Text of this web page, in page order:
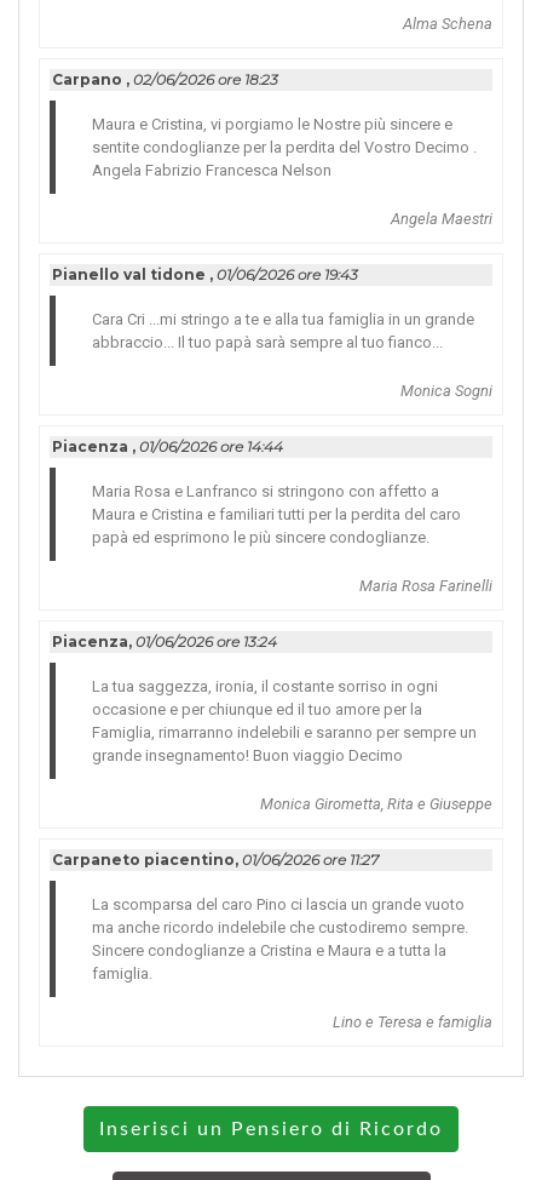
Alma Schena
Carpano , 02/06/2026 ore 18:23
Maura e Cristina, vi porgiamo le Nostre più sincere e
sentite condoglianze per la perdita del Vostro Decimo .
Angela Fabrizio Francesca Nelson
Angela Maestri
Pianello val tidone , 01/06/2026 ore 19:43
Cara Cri ...mi stringo a te e alla tua famiglia in un grande
abbraccio... Il tuo papà sarà sempre al tuo fianco...
Monica Sogni
Piacenza , 01/06/2026 ore 14:44
Maria Rosa e Lanfranco si stringono con affetto a
Maura e Cristina e familiari tutti per la perdita del caro
papà ed esprimono le più sincere condoglianze.
Maria Rosa Farinelli
Piacenza, 01/06/2026 ore 13:24
La tua saggezza, ironia, il costante sorriso in ogni
occasione e per chiunque ed il tuo amore per la
Famiglia, rimarranno indelebili e saranno per sempre un
grande insegnamento! Buon viaggio Decimo
Monica Girometta, Rita e Giuseppe
Carpaneto piacentino, 01/06/2026 ore 11:27
La scomparsa del caro Pino ci lascia un grande vuoto
ma anche ricordo indelebile che custodiremo sempre.
Sincere condoglianze a Cristina e Maura e a tutta la
famiglia.
Lino e Teresa e famiglia
Inserisci un Pensiero di Ricordo